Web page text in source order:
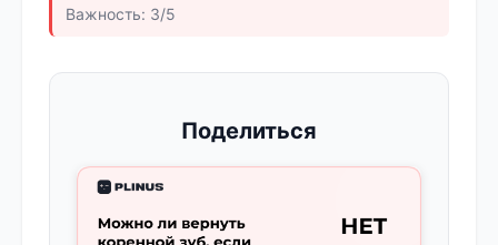
Важность: 3/5
Поделиться